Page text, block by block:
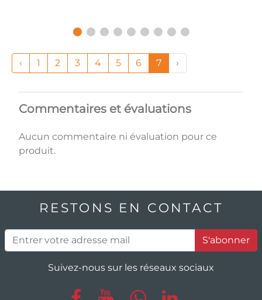
‹ 1 2 3 4 5 6 7 ›
Commentaires et évaluations
Aucun commentaire ni évaluation pour ce
produit.
RESTONS EN CONTACT
S'abonner
Suivez-nous sur les réseaux sociaux